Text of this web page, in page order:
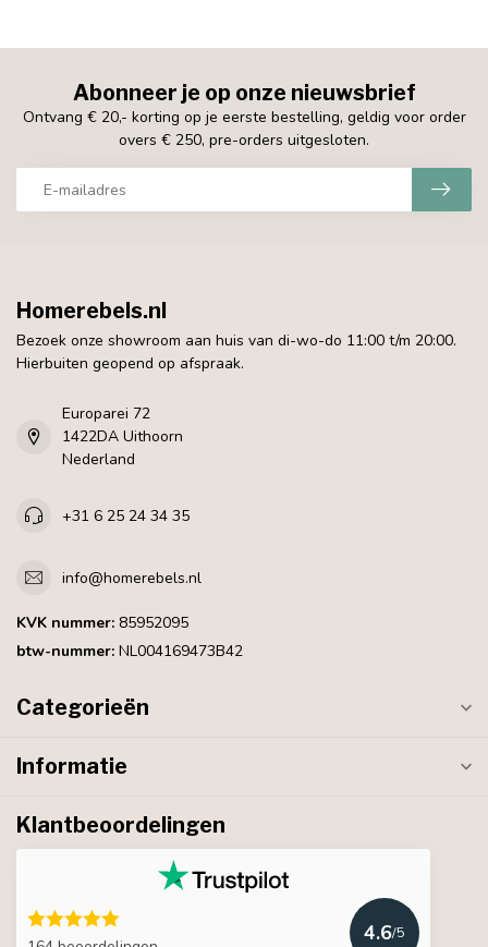
Abonneer je op onze nieuwsbrief
Ontvang € 20,- korting op je eerste bestelling, geldig voor order
overs € 250, pre-orders uitgesloten.
Homerebels.nl
Bezoek onze showroom aan huis van di-wo-do 11:00 t/m 20:00.
Hierbuiten geopend op afspraak.
Europarei 72
1422DA Uithoorn
Nederland
+31 6 25 24 34 35
info@homerebels.nl
KVK nummer: 85952095
btw-nummer: NL004169473B42
Categorieën
Informatie
Klantbeoordelingen
4.6/5